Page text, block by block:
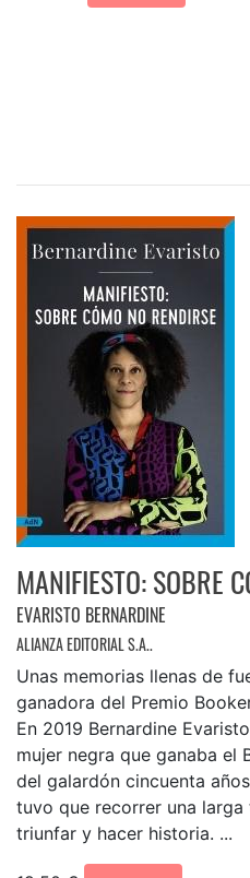
MANIFIESTO: SOBRE
EVARISTO BERNARDINE
ALIANZA EDITORIAL S.A..
Unas memorias llenas de
ganadora del Premio
En 2019 Bernardine
mujer negra que ganaba el
del galardón cincuenta
tuvo que recorrer una
triunfar y hacer historia. ...